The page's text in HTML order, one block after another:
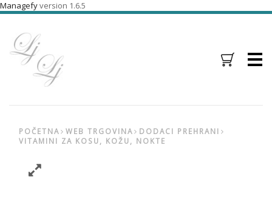
Managefyversion 1.6.5
Menu
POČETNA WEB TRGOVINA
DODACI PREHRANI
VITAMINI ZA KOSU, KOŽU, NOKTE